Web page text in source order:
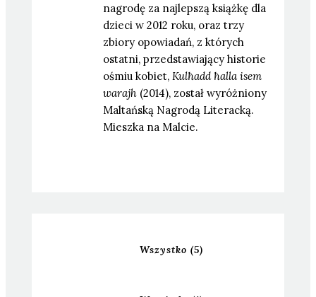
nagrodę za najlepszą książkę dla
dzieci w 2012 roku, oraz trzy
zbiory opowiadań, z których
ostatni, przedstawiający historie
ośmiu kobiet,Kulħadd ħalla isem
warajh (2014), został wyróżniony
Maltańską Nagrodą Literacką.
Mieszka na Malcie.
Wszystko (5)